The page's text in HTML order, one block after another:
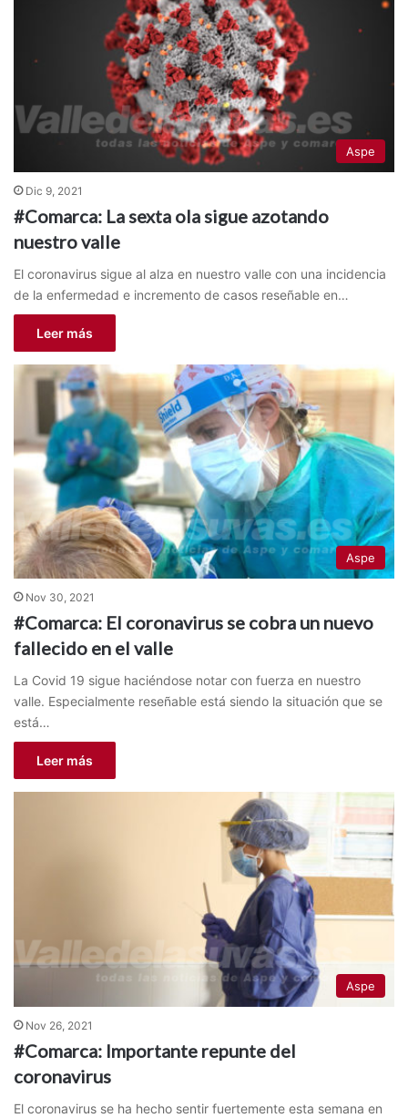
Aspe
Dic 9, 2021
#Comarca: La sexta ola sigue azotando
nuestro valle
El coronavirus sigue al alza en nuestro valle con una incidencia
de la enfermedad e incremento de casos reseñable en…
Leer más
Aspe
Nov 30, 2021
#Comarca: El coronavirus se cobra un nuevo
fallecido en el valle
La Covid 19 sigue haciéndose notar con fuerza en nuestro
valle. Especialmente reseñable está siendo la situación que se
está…
Leer más
Aspe
Nov 26, 2021
#Comarca: Importante repunte del
coronavirus
El coronavirus se ha hecho sentir fuertemente esta semana en